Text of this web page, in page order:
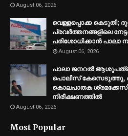
August 06, 2026
വെള്ളപ്പൊക്ക കെടുതി;
പ്രവര്‍ത്തനങ്ങളിലെ
പരിശോധിക്കാന്‍
August 06, 2026
പാലാ ജനറല്‍
പൊലീസ് കേസെടുത്തു,
കൊലപാതക
നിരീക്ഷണത്തില്‍
August 06, 2026
Most Popular